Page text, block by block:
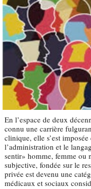
En l’espace de deux
connu une carrière
clinique, elle s’est
l’administration et le
sentir» homme, femme ou
subjective, fondée sur le
privée est devenu une
médicaux et sociaux